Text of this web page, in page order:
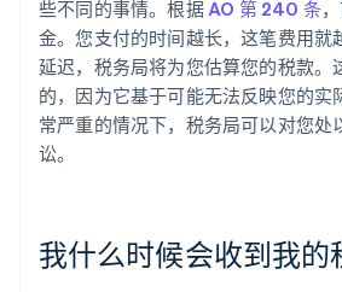
些不同的事情。根据AO 第 240 条
金。您支付的时间越长，这笔费用就
延迟，税务局将为您估算您的税款。
的，因为它基于可能无法反映您的实
常严重的情况下，税务局可以对您处
讼。
我什么时候会收到我的
阿联酋
English
爱尔兰
DeutschEnglish
澳大利亚